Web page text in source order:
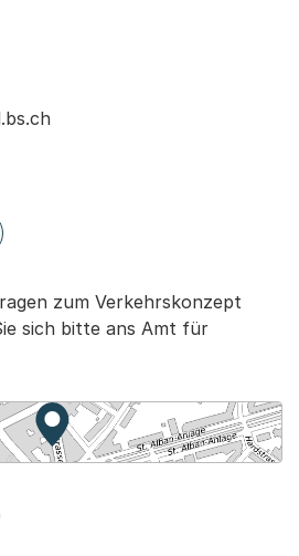
zum Verkehrskonzept
sich bitte ans Amt für
Zur Karte von MapBS.
Externer Link, wird in einem